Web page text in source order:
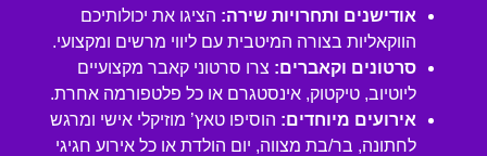
אודישנים ותחרויות שירה: הציגו את יכולותיכם
הווקאליות בצורה המיטבית עם ליווי מרשים ומקצועי.
סרטונים וקאברים: צרו סרטוני קאבר מקצועיים
ליוטיוב, טיקטוק, אינסטגרם או כל פלטפורמה אחרת.
אירועים מיוחדים: הוסיפו טאץ’ מוזיקלי אישי ומרגש
לחתונה, בר/בת מצווה, יום הולדת או כל אירוע חגיגי